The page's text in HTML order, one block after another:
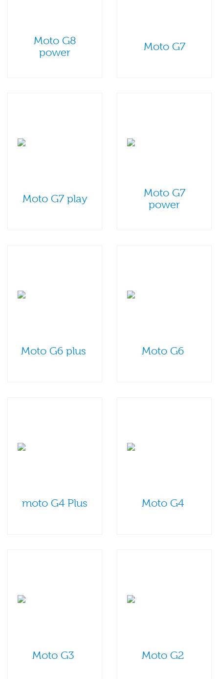
Moto G8
power
Moto G7
Moto G7 play
Moto G7
power
Moto G6 plus Moto G6
moto G4 Plus Moto G4
Moto G3 Moto G2